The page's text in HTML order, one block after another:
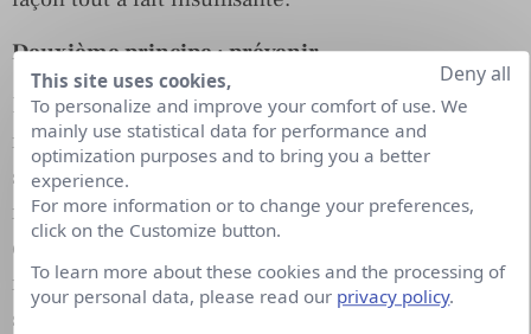
Deuxième principe : prévenir
Disposer d’une veille opérationnelle sur les
réseaux sociaux doit devenir une règle. Non
seulement via un outil de veille (il y en a beaucoup)
mais surtout grâce à une personne ou une équipe
expérimentée à même de décrypter, analyser,
réagir rapidement et capable d’alerter seulement
si cela est nécessaire. Différencier les médisances
This site uses cookies,
To personalize and improve your comfort of use. We
mainly use statistical data for performance and
optimization purposes and to bring you a better
experience.
For more information or to change your preferences,
click on the Customize button.
To learn more about these cookies and the processing of
your personal data, please read our privacy policy.
Deny all